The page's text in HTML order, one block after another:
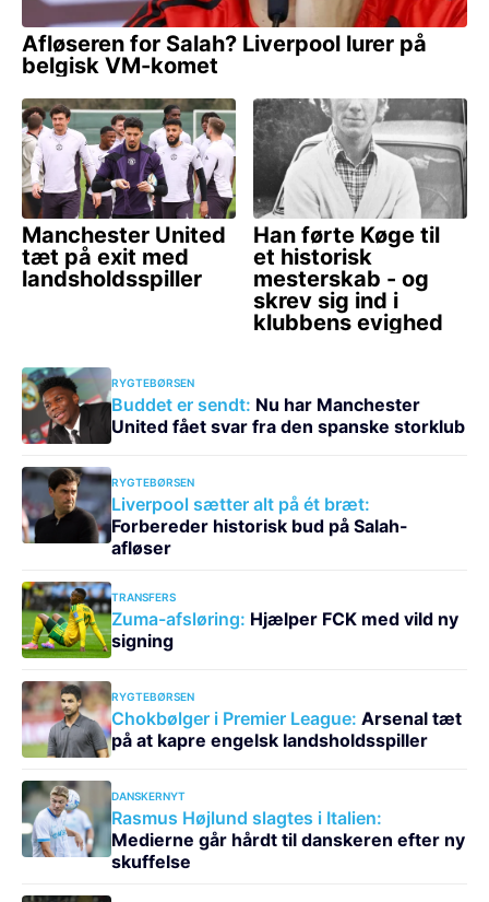
RYGTEBØRSEN
Buddet er sendt: Nu har Manchester
United fået svar fra den spanske storklub
RYGTEBØRSEN
Liverpool sætter alt på ét bræt:
Forbereder historisk bud på Salah-
afløser
TRANSFERS
Zuma-afsløring: Hjælper FCK med vild ny
signing
RYGTEBØRSEN
Chokbølger i Premier League: Arsenal tæt
på at kapre engelsk landsholdsspiller
DANSKERNYT
Rasmus Højlund slagtes i Italien:
Medierne går hårdt til danskeren efter ny
skuffelse